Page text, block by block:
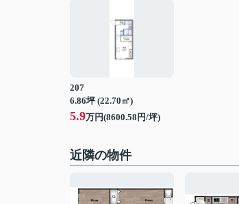
207
6.86坪 (22.70㎡)
5.9万円(8600.58円/坪)
近隣の物件